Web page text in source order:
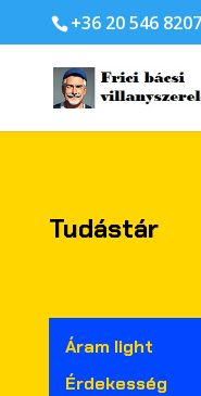
+36 20 546 8207
Tudástár
Áram light
Érdekesség